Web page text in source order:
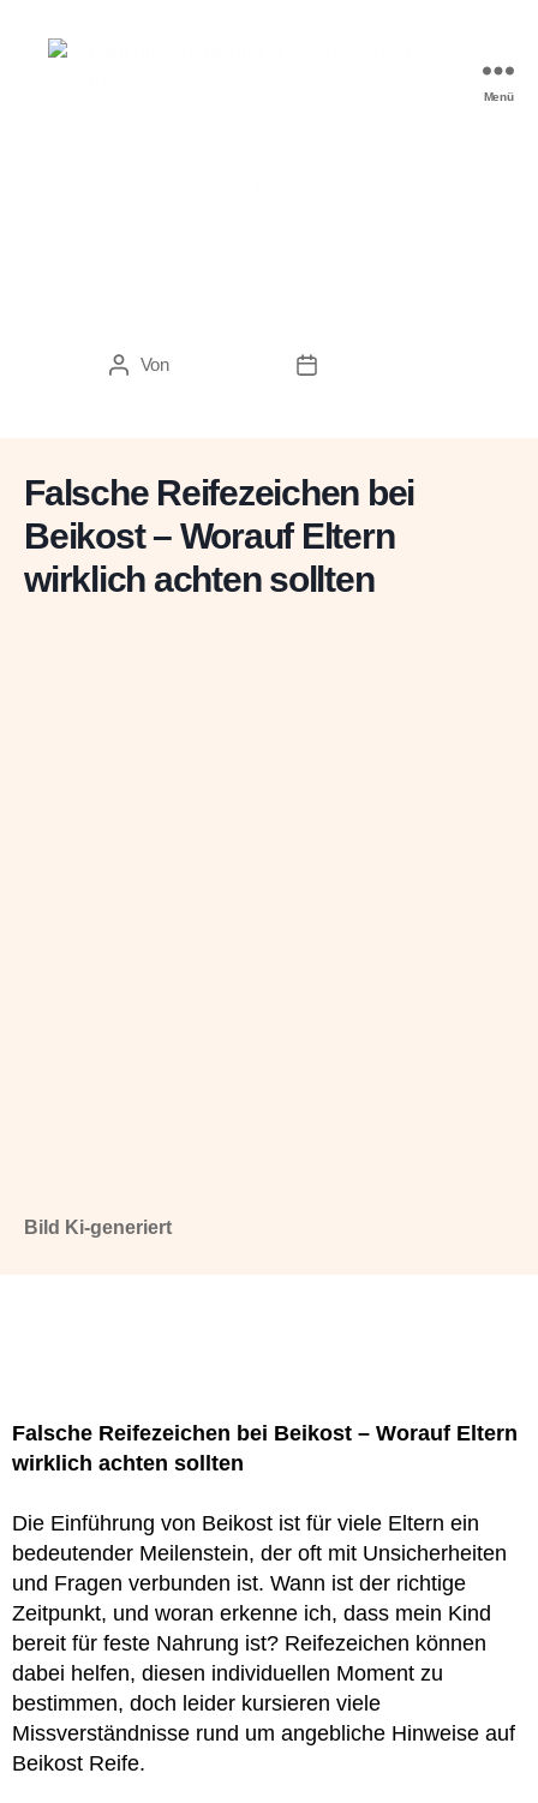
Menü
Beitragsautor
Von Veröffentlichungsdatum
Falsche Reifezeichen bei
Beikost – Worauf Eltern
wirklich achten sollten
Bild Ki-generiert
Falsche Reifezeichen bei Beikost – Worauf Eltern
wirklich achten sollten
Die Einführung von Beikost ist für viele Eltern ein
bedeutender Meilenstein, der oft mit Unsicherheiten
und Fragen verbunden ist. Wann ist der richtige
Zeitpunkt, und woran erkenne ich, dass mein Kind
bereit für feste Nahrung ist? Reifezeichen können
dabei helfen, diesen individuellen Moment zu
bestimmen, doch leider kursieren viele
Missverständnisse rund um angebliche Hinweise auf
Beikost Reife.